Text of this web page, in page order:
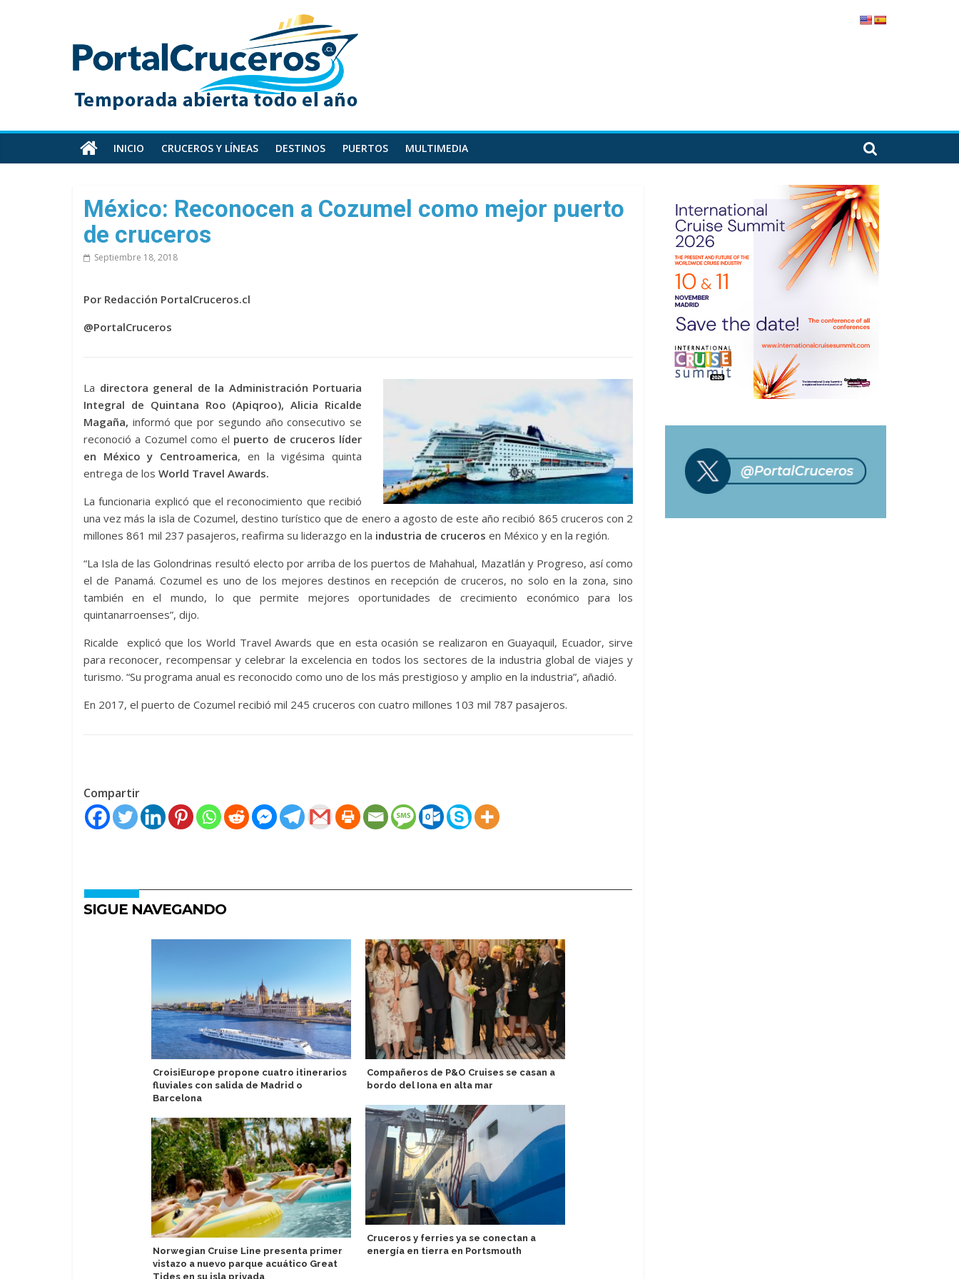
PortalCruceros
Toda
información
cruceros
en
un
sitio
INICIO CRUCEROS Y LÍNEAS DESTINOS PUERTOS MULTIMEDIA
México: Reconocen a Cozumel como mejor puerto
de cruceros
Septiembre 18, 2018
Por Redacción PortalCruceros.cl
@PortalCruceros
La directora general de la Administración Portuaria
Integral de Quintana Roo (Apiqroo), Alicia Ricalde
Magaña, informó que por segundo año consecutivo se
reconoció a Cozumel como el puerto de cruceros líder
en México y Centroamerica, en la vigésima quinta
entrega de los World Travel Awards.
La funcionaria explicó que el reconocimiento que recibió
una vez más la isla de Cozumel, destino turístico que de enero a agosto de este año recibió 865 cruceros con 2
millones 861 mil 237 pasajeros, reafirma su liderazgo en la industria de cruceros en México y en la región.
“La Isla de las Golondrinas resultó electo por arriba de los puertos de Mahahual, Mazatlán y Progreso, así como
el de Panamá. Cozumel es uno de los mejores destinos en recepción de cruceros, no solo en la zona, sino
también en el mundo, lo que permite mejores oportunidades de crecimiento económico para los
quintanarroenses”, dijo.
Ricalde explicó que los World Travel Awards que en esta ocasión se realizaron en Guayaquil, Ecuador, sirve
para reconocer, recompensar y celebrar la excelencia en todos los sectores de la industria global de viajes y
turismo. “Su programa anual es reconocido como uno de los más prestigioso y amplio en la industria”, añadió.
En 2017, el puerto de Cozumel recibió mil 245 cruceros con cuatro millones 103 mil 787 pasajeros.
Compartir
SIGUE NAVEGANDO
CroisiEurope propone cuatro itinerarios
fluviales con salida de Madrid o
Barcelona
Norwegian Cruise Line presenta primer
vistazo a nuevo parque acuático Great
Tides en su isla privada
Compañeros de P&O Cruises se casan a
bordo del Iona en alta mar
Cruceros y ferries ya se conectan a
energía en tierra en Portsmouth